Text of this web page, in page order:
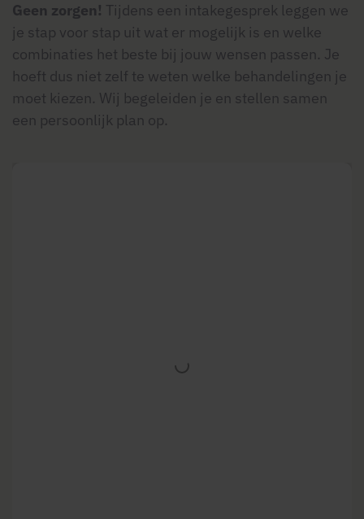
Geen zorgen! Tijdens een intakegesprek leggen we
je stap voor stap uit wat er mogelijk is en welke
combinaties het beste bij jouw wensen passen. Je
hoeft dus niet zelf te weten welke behandelingen je
moet kiezen. Wij begeleiden je en stellen samen
een persoonlijk plan op.